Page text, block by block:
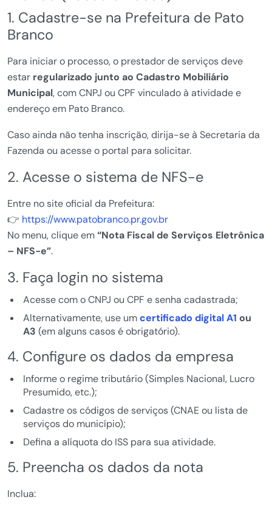
1. Cadastre-se na Prefeitura de Pato
Branco
Para iniciar o processo, o prestador de serviços deve
estar regularizado junto ao Cadastro Mobiliário
Municipal, com CNPJ ou CPF vinculado à atividade e
endereço em Pato Branco.
Caso ainda não tenha inscrição, dirija-se à Secretaria da
Fazenda ou acesse o portal para solicitar.
2. Acesse o sistema de NFS-e
Entre no site oficial da Prefeitura:
👉 https://www.patobranco.pr.gov.br
No menu, clique em“Nota Fiscal de Serviços Eletrônica
– NFS-e”.
3. Faça login no sistema
Acesse com o CNPJ ou CPF e senha cadastrada;
Alternativamente, use umcertificado digital A1 ou
A3 (em alguns casos é obrigatório).
4. Configure os dados da empresa
Informe o regime tributário (Simples Nacional, Lucro
Presumido, etc.);
Cadastre os códigos de serviços (CNAE ou lista de
serviços do município);
Defina a alíquota do ISS para sua atividade.
5. Preencha os dados da nota
Inclua: